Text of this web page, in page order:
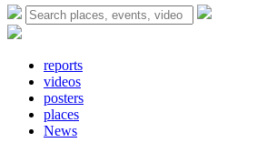
reports
videos
posters
places
News